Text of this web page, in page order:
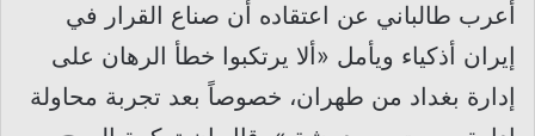
أعرب طالباني عن اعتقاده أن صناع القرار في
إيران أذكياء ويأمل «ألا يرتكبوا خطأ الرهان على
إدارة بغداد من طهران، خصوصاً بعد تجربة محاولة